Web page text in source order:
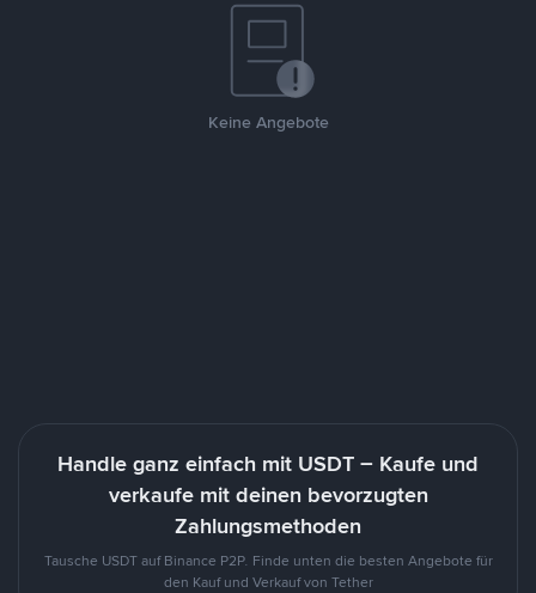
Keine Angebote
Handle ganz einfach mit USDT – Kaufe und
verkaufe mit deinen bevorzugten
Zahlungsmethoden
Tausche USDT auf Binance P2P. Finde unten die besten Angebote für
den Kauf und Verkauf von Tether